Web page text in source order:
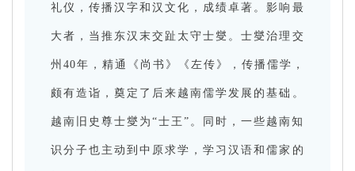
礼仪，传播汉字和汉文化，成绩卓著。影响最
大者，当推东汉末交趾太守士燮。士燮治理交
州40年，精通《尚书》《左传》，传播儒学，
颇有造诣，奠定了后来越南儒学发展的基础。
越南旧史尊士燮为“士王”。同时，一些越南知
识分子也主动到中原求学，学习汉语和儒家的